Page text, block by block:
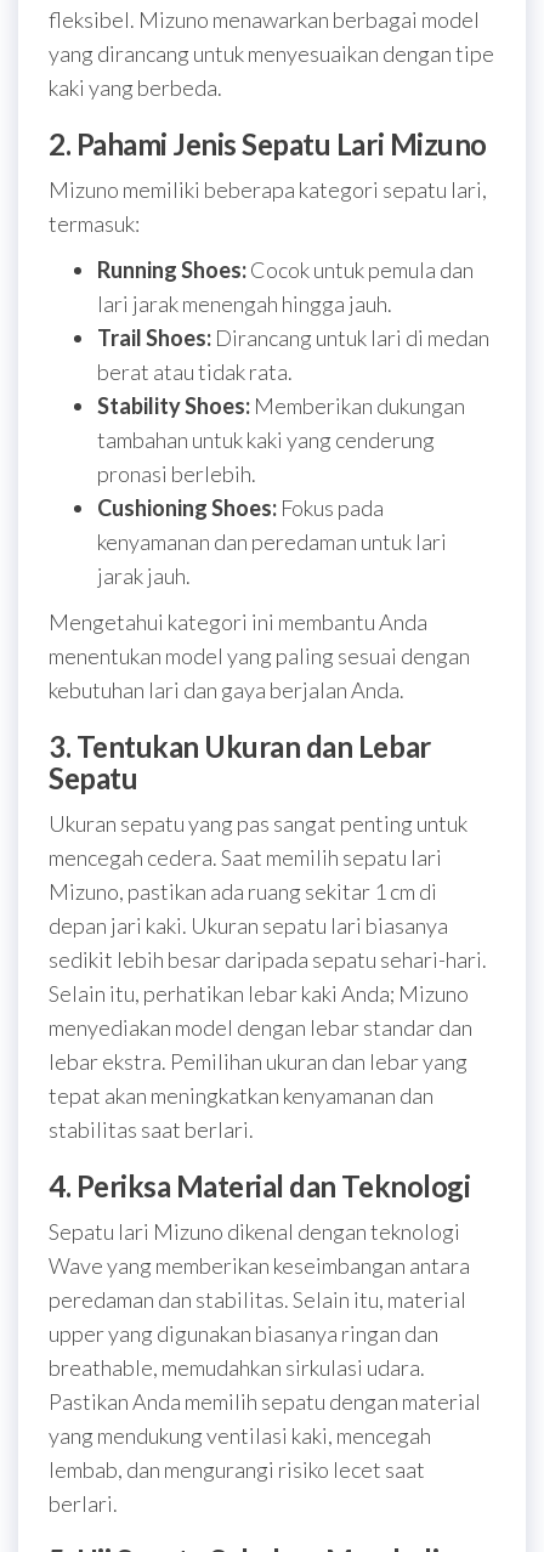
fleksibel. Mizuno menawarkan berbagai model
yang dirancang untuk menyesuaikan dengan tipe
kaki yang berbeda.
2. Pahami Jenis Sepatu Lari Mizuno
Mizuno memiliki beberapa kategori sepatu lari,
termasuk:
Running Shoes:Cocok untuk pemula dan
lari jarak menengah hingga jauh.
Trail Shoes: Dirancang untuk lari di medan
berat atau tidak rata.
Stability Shoes: Memberikan dukungan
tambahan untuk kaki yang cenderung
pronasi berlebih.
Cushioning Shoes: Fokus pada
kenyamanan dan peredaman untuk lari
jarak jauh.
Mengetahui kategori ini membantu Anda
menentukan model yang paling sesuai dengan
kebutuhan lari dan gaya berjalan Anda.
3. Tentukan Ukuran dan Lebar
Sepatu
Ukuran sepatu yang pas sangat penting untuk
mencegah cedera. Saat memilih sepatu lari
Mizuno, pastikan ada ruang sekitar 1 cm di
depan jari kaki. Ukuran sepatu lari biasanya
sedikit lebih besar daripada sepatu sehari-hari.
Selain itu, perhatikan lebar kaki Anda; Mizuno
menyediakan model dengan lebar standar dan
lebar ekstra. Pemilihan ukuran dan lebar yang
tepat akan meningkatkan kenyamanan dan
stabilitas saat berlari.
4. Periksa Material dan Teknologi
Sepatu lari Mizuno dikenal dengan teknologi
Wave yang memberikan keseimbangan antara
peredaman dan stabilitas. Selain itu, material
upper yang digunakan biasanya ringan dan
breathable, memudahkan sirkulasi udara.
Pastikan Anda memilih sepatu dengan material
yang mendukung ventilasi kaki, mencegah
lembab, dan mengurangi risiko lecet saat
berlari.